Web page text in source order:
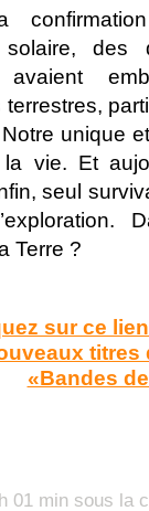
solaire, des
avaient
terrestres,
unique
la vie. Et
seul
Terre ?
sur ce
titres
«Bandes
01 min sous la